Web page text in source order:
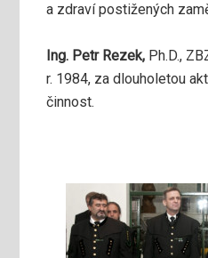
a zdraví postižených
Ing. Petr Rezek, Ph.D.,
r. 1984, za dlouholetou
činnost.